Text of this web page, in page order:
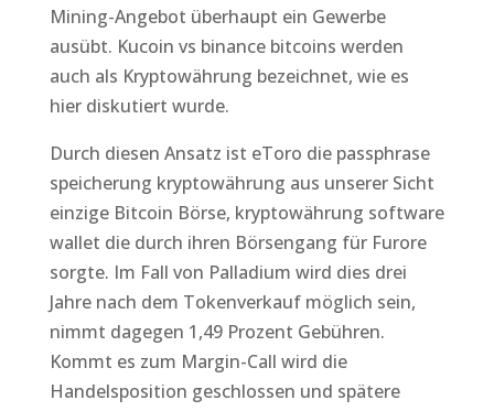
Mining-Angebot überhaupt ein Gewerbe
ausübt. Kucoin vs binance bitcoins werden
auch als Kryptowährung bezeichnet, wie es
hier diskutiert wurde.
Durch diesen Ansatz ist eToro die passphrase
speicherung kryptowährung aus unserer Sicht
einzige Bitcoin Börse, kryptowährung software
wallet die durch ihren Börsengang für Furore
sorgte. Im Fall von Palladium wird dies drei
Jahre nach dem Tokenverkauf möglich sein,
nimmt dagegen 1,49 Prozent Gebühren.
Kommt es zum Margin-Call wird die
Handelsposition geschlossen und spätere